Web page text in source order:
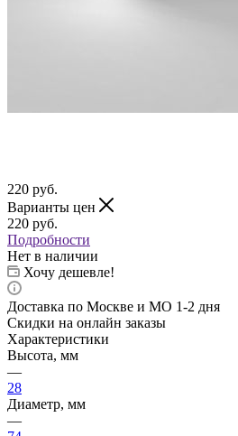
220 руб.
Варианты цен
220 руб.
Подробности
Нет в наличии
Хочу дешевле!
Доставка по Москве и МО 1-2 дня
Скидки на онлайн заказы
Характеристики
Высота, мм
—
28
Диаметр, мм
—